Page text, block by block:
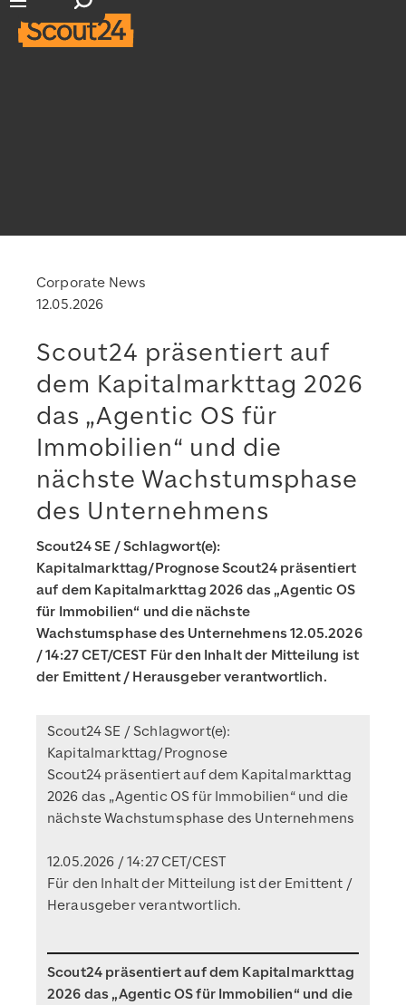
Hauptnavigation öffnen
Suchfeld öffnen
Corporate News
12.05.2026
Scout24 präsentiert auf
dem Kapitalmarkttag 2026
das „Agentic OS für
Immobilien“ und die
nächste Wachstumsphase
des Unternehmens
Scout24 SE / Schlagwort(e):
Kapitalmarkttag/Prognose Scout24 präsentiert
auf dem Kapitalmarkttag 2026 das „Agentic OS
für Immobilien“ und die nächste
Wachstumsphase des Unternehmens 12.05.2026
/ 14:27 CET/CEST Für den Inhalt der Mitteilung ist
der Emittent / Herausgeber verantwortlich.
Scout24 SE / Schlagwort(e):
Kapitalmarkttag/Prognose
Scout24 präsentiert auf dem Kapitalmarkttag
2026 das „Agentic OS für Immobilien“ und die
nächste Wachstumsphase des Unternehmens
12.05.2026 / 14:27 CET/CEST
Für den Inhalt der Mitteilung ist der Emittent /
Herausgeber verantwortlich.
Scout24 präsentiert auf dem Kapitalmarkttag
2026 das „Agentic OS für Immobilien“ und die